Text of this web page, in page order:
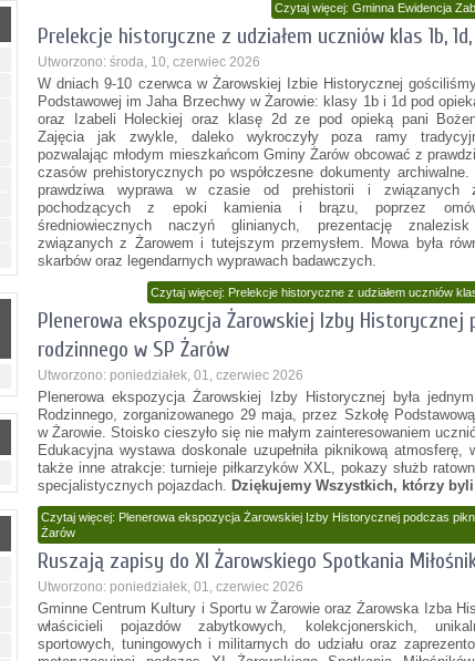
Czytaj więcej: Gminna Ewidencja
Prelekcje historyczne z udziałem uczniów klas 1b,
Utworzono: środa, 10, czerwiec 2026
W dniach 9-10 czerwca w Żarowskiej Izbie Historycznej
Podstawowej im Jaha Brzechwy w Żarowie: klasy 1b i 1d pod
oraz Izabeli Holeckiej oraz klasę 2d ze pod opieką pani
Zajęcia jak zwykle, daleko wykroczyły poza ramy
pozwalając młodym mieszkańcom Gminy Żarów obcować z
czasów prehistorycznych po współczesne dokumenty
prawdziwa wyprawa w czasie od prehistorii i związanych
pochodzących z epoki kamienia i brązu, poprzez
średniowiecznych naczyń glinianych, prezentację
związanych z Żarowem i tutejszym przemysłem. Mowa była
skarbów oraz legendarnych wyprawach badawczych.
Czytaj więcej: Prelekcje historyczne z udziałem uczniów
Plenerowa ekspozycja Żarowskiej Izby Historycznej
rodzinnego w SP Żarów
Utworzono: poniedziałek, 01, czerwiec 2026
Plenerowa ekspozycja Żarowskiej Izby Historycznej była
Rodzinnego, zorganizowanego 29 maja, przez Szkołę
w Żarowie. Stoisko cieszyło się nie małym zainteresowaniem
Edukacyjna wystawa doskonale uzupełniła piknikową atmosferę,
także inne atrakcje: turnieje piłkarzyków XXL, pokazy służb
specjalistycznych pojazdach. Dziękujemy Wszystkich, którzy
Czytaj więcej: Plenerowa ekspozycja Żarowskiej Izby Historycznej podczas
Żarów
Ruszają zapisy do XI Żarowskiego Spotkania
Utworzono: poniedziałek, 01, czerwiec 2026
Gminne Centrum Kultury i Sportu w Żarowie oraz Żarowska Izba
właścicieli pojazdów zabytkowych, kolekcjonerskich,
sportowych, tuningowych i militarnych do udziału oraz